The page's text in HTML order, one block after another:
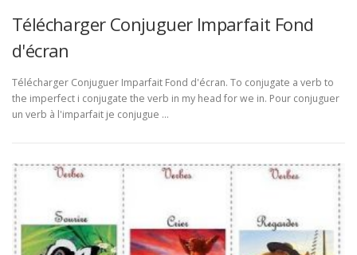
Télécharger Conjuguer Imparfait Fond
d'écran
Télécharger Conjuguer Imparfait Fond d'écran. To conjugate a verb to
the imperfect i conjugate the verb in my head for we in. Pour conjuguer
un verb à l'imparfait je conjugue …